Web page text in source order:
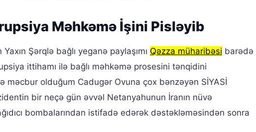
Məhkəmə İşini Pisləyib
Şərqlə bağlı yeganə paylaşımı Qəzza müharibəsi barədə
ittihamı ilə bağlı məhkəmə prosesini tənqidini
olduğum Cadugər Ovuna çox bənzəyən SİYASİ
bir neçə gün əvvəl Netanyahunun İranın nüvə
bombalarından istifadə edərək dəstəkləməsindən sonra